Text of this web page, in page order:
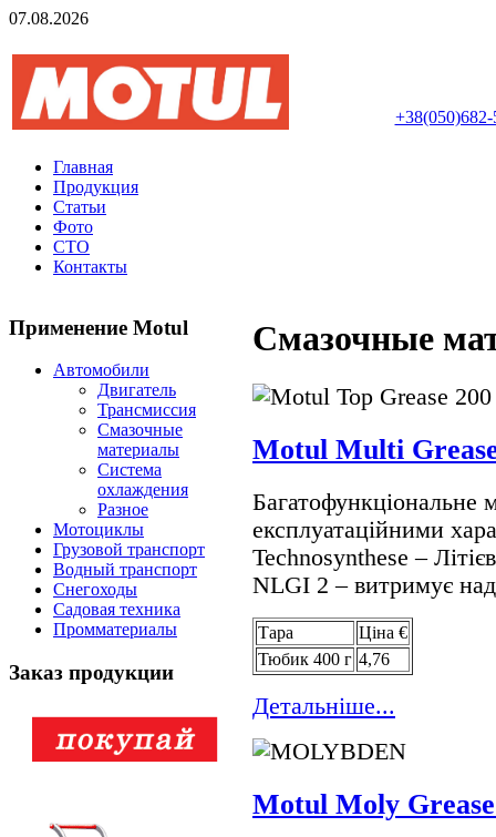
07.08.2026
+38(050)682-
Главная
Продукция
Статьи
Фото
СТО
Контакты
Применение Motul
Автомобили
Двигатель
Трансмиссия
Смазочные
материалы
Система
охлаждения
Разное
Мотоциклы
Грузовой транспорт
Водный транспорт
Снегоходы
Садовая техника
Промматериалы
Заказ продукции
Смазочные
Motul Multi
Багатофункціональне
експлуатаційними
Technosynthese –
NLGI 2 – витримує
Тара
Цiна €
Тюбик 400 г 4,76
Детальнiше...
Motul Moly